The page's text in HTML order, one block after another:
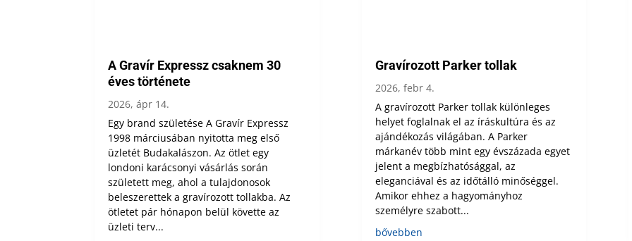
A Gravír Expressz csaknem 30
éves története
2026, ápr 14.
Egy brand születése A Gravír Expressz
1998 márciusában nyitotta meg első
üzletét Budakalászon. Az ötlet egy
londoni karácsonyi vásárlás során
született meg, ahol a tulajdonosok
beleszerettek a gravírozott tollakba. Az
ötletet pár hónapon belül követte az
üzleti terv...
Gravírozott Parker tollak
2026, febr 4.
A gravírozott Parker tollak különleges
helyet foglalnak el az íráskultúra és az
ajándékozás világában. A Parker
márkanév több mint egy évszázada egyet
jelent a megbízhatósággal, az
eleganciával és az időtálló minőséggel.
Amikor ehhez a hagyományhoz
személyre szabott...
bővebben